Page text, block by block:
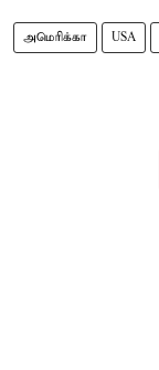
அமெரிக்கா USA